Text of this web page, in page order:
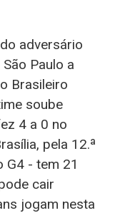
adversário
Paulo a
Brasileiro
soube
4 a 0 no
pela 12.ª
G4 - tem 21
cair
jogam nesta